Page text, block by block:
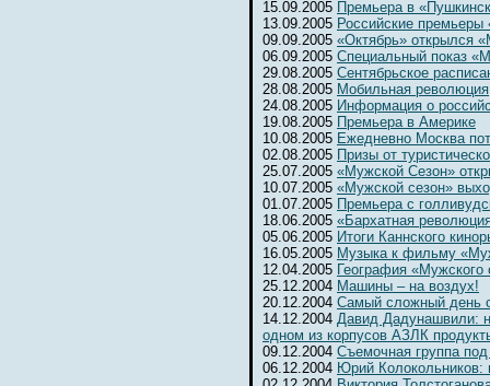
15.09.2005 Премьера в
13.09.2005 Российские премьеры
09.09.2005 «Октябрь» открылся
06.09.2005 Специальный показ
29.08.2005 Сентябрьское
28.08.2005 Мобильная революция
24.08.2005 Информация о
19.08.2005 Премьера в Америке
10.08.2005 Ежедневно Москва
02.08.2005 Призы от
25.07.2005 «Мужской Сезон»
10.07.2005 «Мужской сезон»
01.07.2005 Премьера с
18.06.2005 «Бархатная
05.06.2005 Итоги Каннского
16.05.2005 Музыка к фильму
12.04.2005 География «Мужского
25.12.2004 Машины – на воздух!
20.12.2004 Самый сложный день
14.12.2004 Давид Дадунашвили:
одном из корпусов АЗЛК
09.12.2004 Съемочная группа
06.12.2004 Юрий Колокольников: